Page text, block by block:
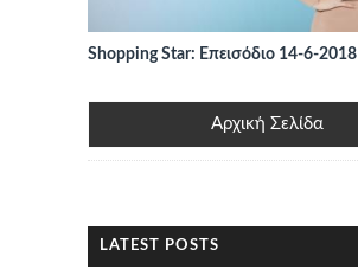
Shopping Star: Επεισόδιο 14-6-2018
Αρχική Σελίδα
LATEST POSTS